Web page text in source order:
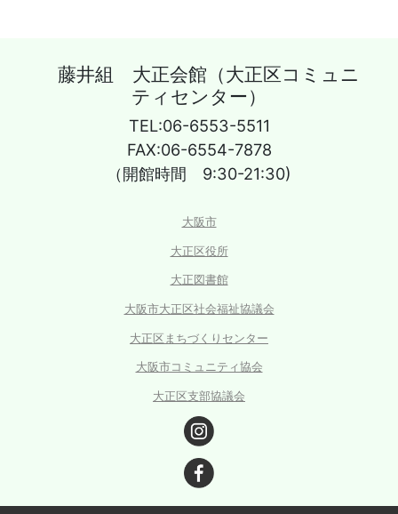
藤井組 大正会館（大正区コミュニ
ティセンター）
TEL:06-6553-5511
FAX:06-6554-7878
（開館時間 9:30-21:30)
大阪市
大正区役所
大正図書館
大阪市大正区社会福祉協議会
大正区まちづくりセンター
大阪市コミュニティ協会
大正区支部協議会